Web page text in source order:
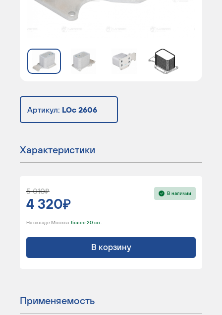
Артикул: LOc 2606
Характеристики
5 010
4 320
В наличии
На складе Москва :более 20 шт.
В корзину
Применяемость